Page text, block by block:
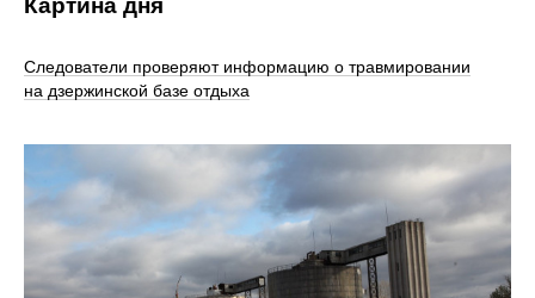
Следователи проверяют информацию о травмировании
на дзержинской базе отдыха